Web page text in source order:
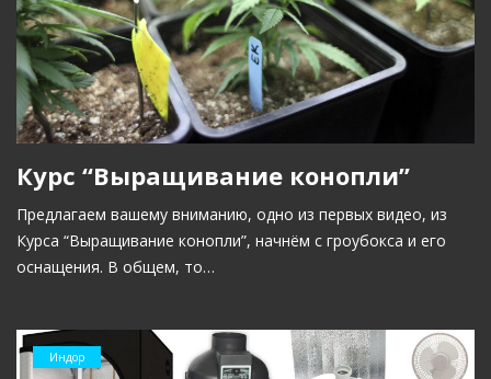
Курс “Выращивание конопли”
Предлагаем вашему вниманию, одно из первых видео, из
Курса “Выращивание конопли”, начнём с гроубокса и его
оснащения. В общем, то…
Индор